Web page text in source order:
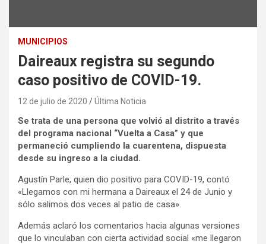
MUNICIPIOS
Daireaux registra su segundo
caso positivo de COVID-19.
12 de julio de 2020 Última Noticia
Se trata de una persona que volvió al distrito a través
del programa nacional “Vuelta a Casa” y que
permaneció cumpliendo la cuarentena, dispuesta
desde su ingreso a la ciudad.
Agustín Parle, quien dio positivo para COVID-19, contó
«Llegamos con mi hermana a Daireaux el 24 de Junio y
sólo salimos dos veces al patio de casa».
Además aclaró los comentarios hacia algunas versiones
que lo vinculaban con cierta actividad social «me llegaron